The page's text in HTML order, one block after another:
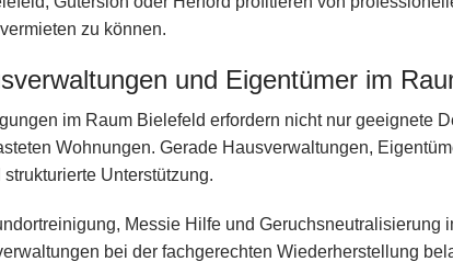
zu können.
und Eigentümer im
im Raum Bielefeld erfordern nicht nur geeignete
Wohnungen. Gerade Hausverwaltungen,
Unterstützung.
Messie Hilfe und Geruchsneutralisierung
bei der fachgerechten Wiederherstellung